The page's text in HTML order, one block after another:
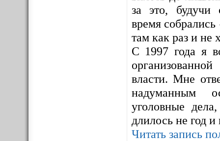
за это, будучи
время
там как раз и не
С 1997 года я
власти. Мне
надуманным
уголовные
длилось не год
Читать запись